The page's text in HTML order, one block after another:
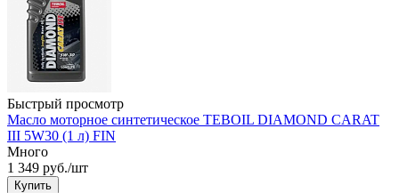
Быстрый просмотр
Масло моторное синтетическое TEBOIL DIAMOND CARAT
III 5W30 (1 л) FIN
Много
1 349 руб./шт
Купить